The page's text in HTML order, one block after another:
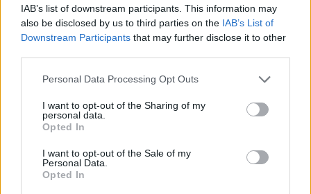
IAB’s list of downstream participants. This information may
also be disclosed by us to third parties on the IAB’s List of
Downstream Participants that may further disclose it to other
Personal Data Processing Opt Outs
I want to opt-out of the Sharing of my
personal data.
Opted In
I want to opt-out of the Sale of my
Personal Data.
Opted In
Cigarini per dare più peso a un attacco orfano di
Pavoletti. Ma tra le maglie della difesa dell'Inter,
stavolta, rischia di finire nell'anonimato e
KUCKA- Torna abile e arruolabile, forse anche
dal 1', a Udine per fare punti dopo il KO con la
Juventus. La squadra di Tudor è abbastanza
l'ex Milan non è ancora al top della forma e
quindi aspettarsi da lui bonus pesanti sin da